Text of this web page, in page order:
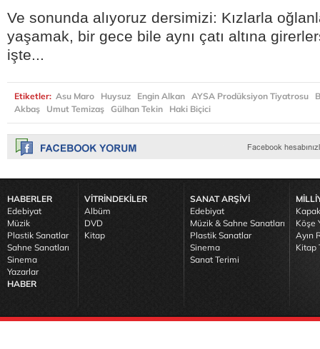
Ve sonunda alıyoruz dersimizi: Kızlarla
yaşamak, bir gece bile aynı çatı altına
işte...
Etiketler: Asu Maro Huysuz Engin Alkan AYSA Prodüksiyon Tiyatrosu
Akbaş
Umut Temizaş Gülhan Tekin Haki Biçici
HABERLER
Edebiyat
Müzik
Plastik Sanatlar
Sahne Sanatları
Sinema
Yazarlar
HABER
VİTRİNDEKİLER
Albüm
DVD
Kitap
SANAT ARŞİVİ
Edebiyat
Müzik & Sahne Sanatları
Plastik Sanatlar
Sinema
Sanat Terimi
Köşe
Ayın
Kitap